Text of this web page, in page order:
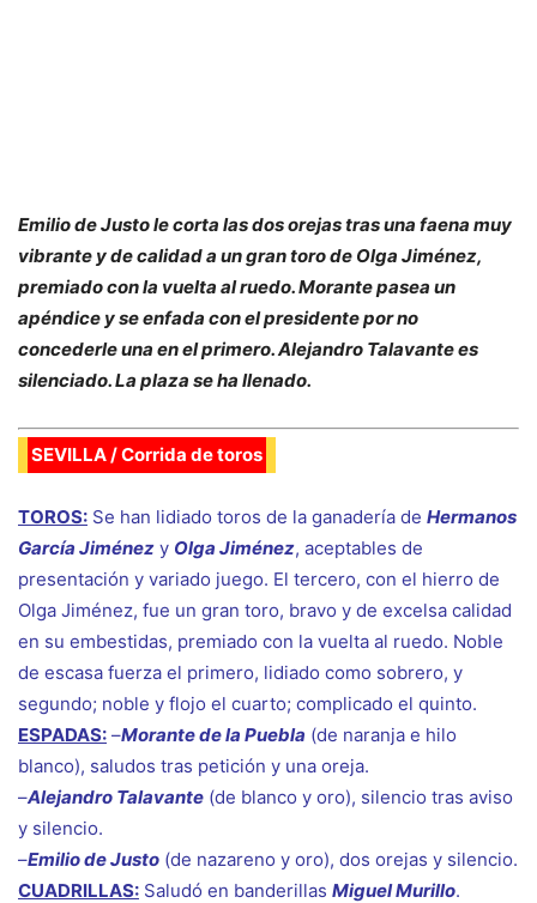
Emilio de Justo le corta las dos orejas tras una faena muy
vibrante y de calidad a un gran toro de Olga Jiménez,
premiado con la vuelta al ruedo. Morante pasea un
apéndice y se enfada con el presidente por no
concederle una en el primero. Alejandro Talavante es
silenciado. La plaza se ha llenado.
SEVILLA / Corrida de toros
TOROS: Se han lidiado toros de la ganadería de Hermanos
García Jiménez y Olga Jiménez, aceptables de
presentación y variado juego. El tercero, con el hierro de
Olga Jiménez, fue un gran toro, bravo y de excelsa calidad
en su embestidas, premiado con la vuelta al ruedo. Noble
de escasa fuerza el primero, lidiado como sobrero, y
segundo; noble y flojo el cuarto; complicado el quinto.
ESPADAS: –Morante de la Puebla (de naranja e hilo
blanco), saludos tras petición y una oreja.
–Alejandro Talavante (de blanco y oro), silencio tras aviso
y silencio.
–Emilio de Justo (de nazareno y oro), dos orejas y silencio.
CUADRILLAS: Saludó en banderillas Miguel Murillo.